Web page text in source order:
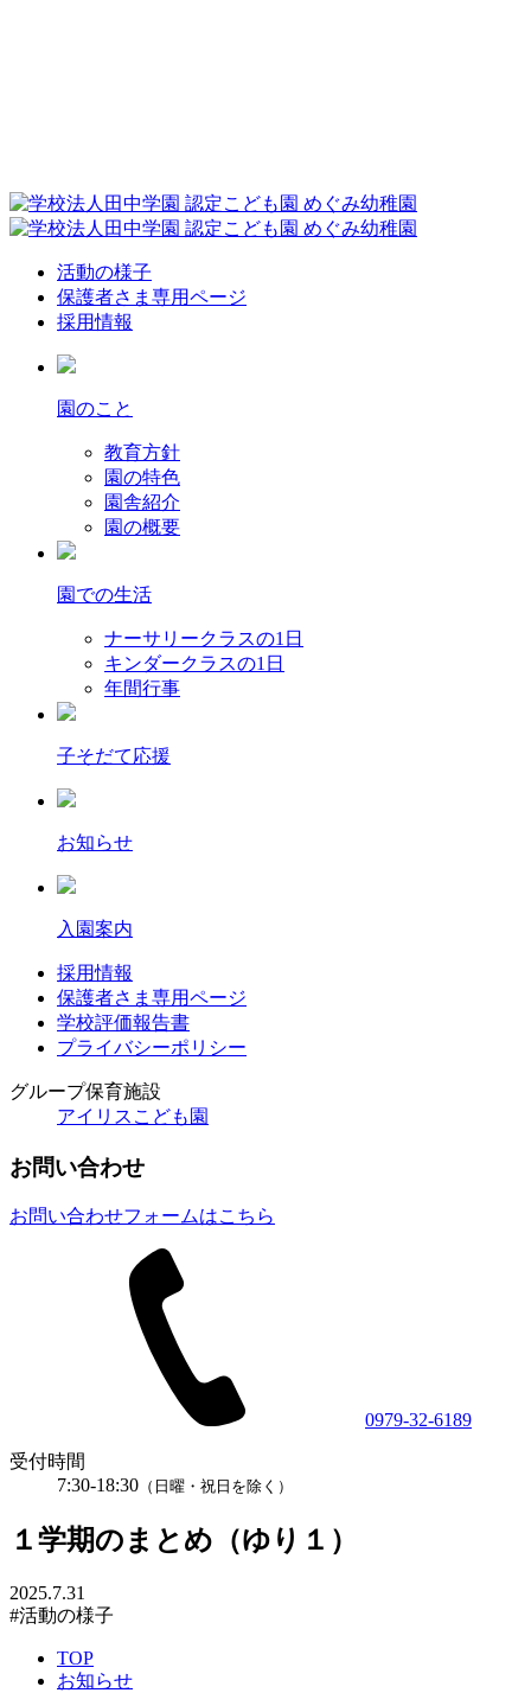
活動の様子
保護者さま専用ページ
採用情報
園のこと
教育方針
園の特色
園舎紹介
園の概要
園での生活
ナーサリークラスの1日
キンダークラスの1日
年間行事
子そだて応援
お知らせ
入園案内
採用情報
保護者さま専用ページ
学校評価報告書
プライバシーポリシー
グループ保育施設
アイリスこども園
お問い合わせ
お問い合わせフォームはこちら
0979-32-6189
受付時間
7:30-18:30 （日曜・祝日を除く）
１学期のまとめ（ゆり１）
2025.7.31
#活動の様子
TOP
お知らせ